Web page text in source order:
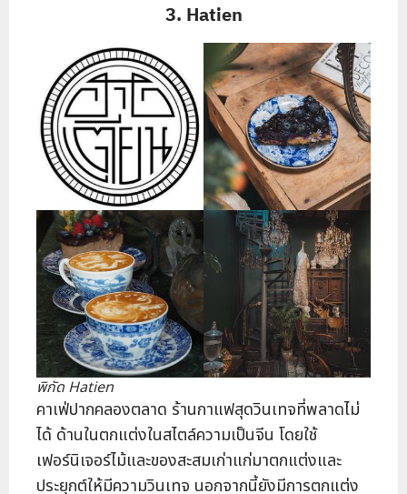
3. Hatien
พิกัด Hatien
คาเฟ่ปากคลองตลาด ร้านกาแฟสุดวินเทจที่พลาดไม่
ได้ ด้านในตกแต่งในสไตล์ความเป็นจีน โดยใช้
เฟอร์นิเจอร์ไม้และของสะสมเก่าแก่มาตกแต่งและ
ประยุกต์ให้มีความวินเทจ นอกจากนี้ยังมีการตกแต่ง